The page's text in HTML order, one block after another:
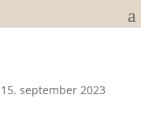
15. september 2023